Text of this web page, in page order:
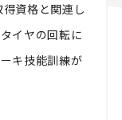
資格と関連し
イヤの回転に
キ技能訓練が